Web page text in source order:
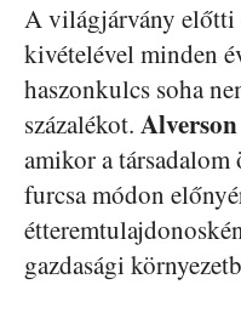
A világjárvány előtti
kivételével minden
haszonkulcs soha
százalékot. Alverson
amikor a társadalom
furcsa módon
gazdasági